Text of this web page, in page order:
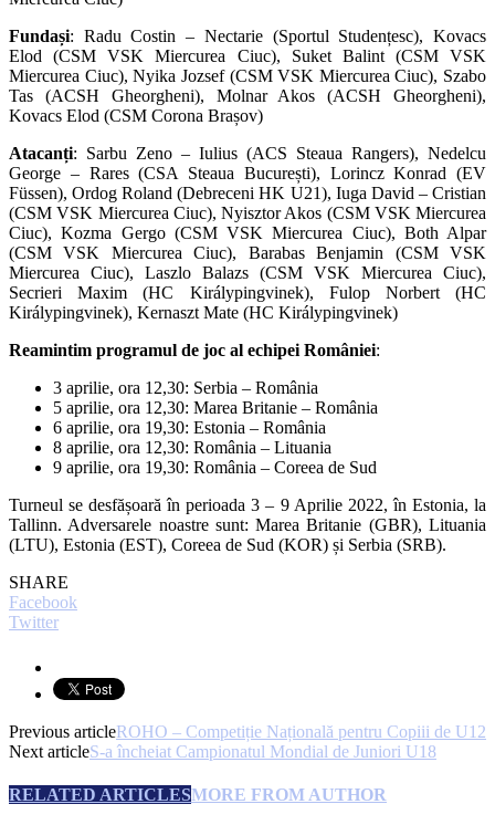
Fundași: Radu Costin – Nectarie (Sportul Studențesc), Kovacs
Elod (CSM VSK Miercurea Ciuc), Suket Balint (CSM VSK
Miercurea Ciuc), Nyika Jozsef (CSM VSK Miercurea Ciuc), Szabo
Tas (ACSH Gheorgheni), Molnar Akos (ACSH Gheorgheni),
Kovacs Elod (CSM Corona Brașov)
Atacanți: Sarbu Zeno – Iulius (ACS Steaua Rangers), Nedelcu
George – Rares (CSA Steaua București), Lorincz Konrad (EV
Füssen), Ordog Roland (Debreceni HK U21), Iuga David – Cristian
(CSM VSK Miercurea Ciuc), Nyisztor Akos (CSM VSK Miercurea
Ciuc), Kozma Gergo (CSM VSK Miercurea Ciuc), Both Alpar
(CSM VSK Miercurea Ciuc), Barabas Benjamin (CSM VSK
Miercurea Ciuc), Laszlo Balazs (CSM VSK Miercurea Ciuc),
Secrieri Maxim (HC Királypingvinek), Fulop Norbert (HC
Királypingvinek), Kernaszt Mate (HC Királypingvinek)
Reamintim programul de joc al echipei României:
3 aprilie, ora 12,30: Serbia – România
5 aprilie, ora 12,30: Marea Britanie – România
6 aprilie, ora 19,30: Estonia – România
8 aprilie, ora 12,30: România – Lituania
9 aprilie, ora 19,30: România – Coreea de Sud
Turneul se desfășoară în perioada 3 – 9 Aprilie 2022, în Estonia, la
Tallinn. Adversarele noastre sunt: Marea Britanie (GBR), Lituania
(LTU), Estonia (EST), Coreea de Sud (KOR) și Serbia (SRB).
SHARE
Facebook
Twitter
Previous articleROHO – Competiție Națională pentru Copiii de U12
Next articleS-a încheiat Campionatul Mondial de Juniori U18
RELATED ARTICLESMORE FROM AUTHOR